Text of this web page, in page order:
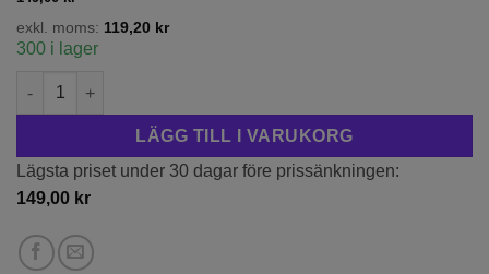
exkl. moms: 119,20 kr
300 i lager
Slingertry 'Halliana' mängd
LÄGG TILL I VARUKORG
Lägsta priset under 30 dagar före prissänkningen:
149,00 kr